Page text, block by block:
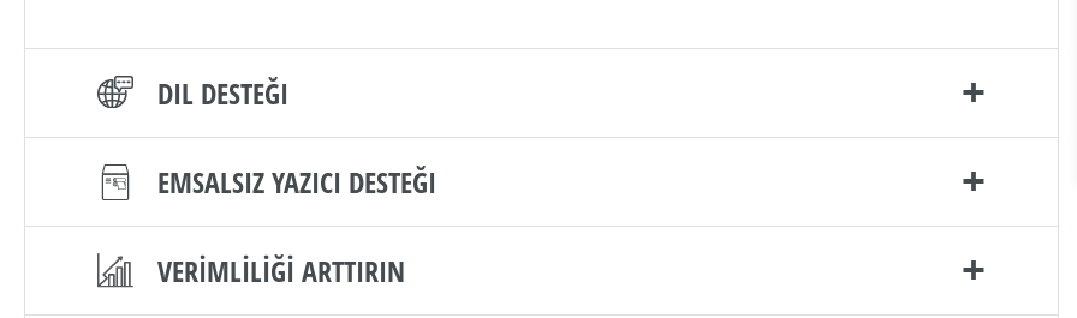
DIL DESTEĞI
EMSALSIZ YAZICI DESTEĞI
VERİMLİLİĞİ ARTTIRIN